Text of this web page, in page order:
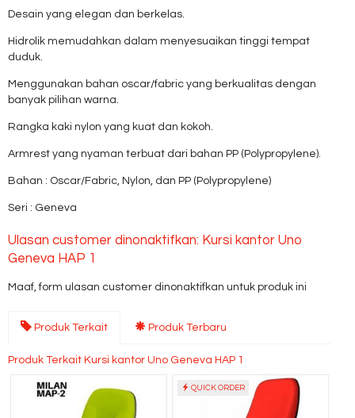
Desain yang elegan dan berkelas.
Hidrolik memudahkan dalam menyesuaikan tinggi tempat
duduk.
Menggunakan bahan oscar/fabric yang berkualitas dengan
banyak pilihan warna.
Rangka kaki nylon yang kuat dan kokoh.
Armrest yang nyaman terbuat dari bahan PP (Polypropylene).
Bahan : Oscar/Fabric, Nylon, dan PP (Polypropylene)
Seri : Geneva
Ulasan customer dinonaktifkan: Kursi kantor Uno
Geneva HAP 1
Maaf, form ulasan customer dinonaktifkan untuk produk ini
Produk Terkait Produk Terbaru
Produk Terkait Kursi kantor Uno Geneva HAP 1
QUICK ORDER